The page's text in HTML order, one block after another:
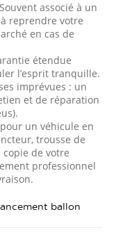
Souvent associé à un
reprendre votre
en cas de
étendue
l’esprit tranquille.
imprévues : un
et de réparation
un véhicule en
trousse de
de votre
professionnel
ballon